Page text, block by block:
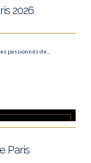
2026
passionnés de...
Paris